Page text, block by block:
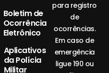
Boletim de
Ocorrência
Eletrônico
Aplicativos
da Polícia
Militar
para registro
de
ocorrências.
Em caso de
emergência
ligue 190 ou